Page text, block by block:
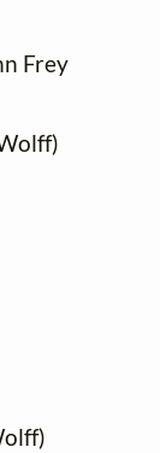
Frey